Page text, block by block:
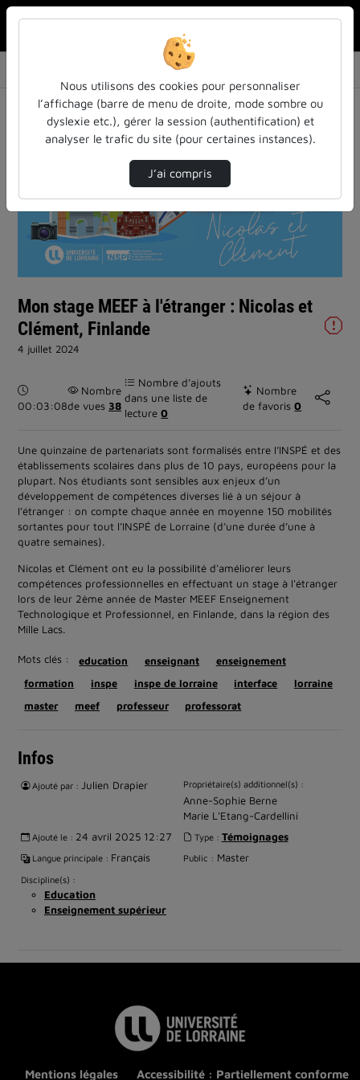
Mon stage MEEF à l'étranger : Nicolas et Clé…
Lire
vidéo
Mon stage MEEF à l'étranger : Nicolas et
Clément, Finlande
4 juillet 2024
Durée :
00:03:08
Nombre
de vues 38
Nombre d’ajouts
dans une liste de
lecture0
Nombre
de favoris0
Une quinzaine de partenariats sont formalisés entre l’INSPÉ et des
établissements scolaires dans plus de 10 pays, européens pour la
plupart. Nos étudiants sont sensibles aux enjeux d’un
développement de compétences diverses lié à un séjour à
l’étranger : on compte chaque année en moyenne 150 mobilités
sortantes pour tout l’INSPÉ de Lorraine (d’une durée d’une à
quatre semaines).
Nicolas et Clément ont eu la possibilité d'améliorer leurs
compétences professionnelles en effectuant un stage à l'étranger
lors de leur 2ème année de Master MEEF Enseignement
Technologique et Professionnel, en Finlande, dans la région des
Mille Lacs.
Mots clés : education enseignant
enseignement
formation
inspe inspe de lorraine interface
lorraine
master
meef professeur professorat
Infos
Ajouté par : Julien Drapier Propriétaire(s) additionnel(s) :
Anne-Sophie Berne
Marie L'Etang-Cardellini
Ajouté le : 24 avril 2025 12:27 Type : Témoignages
Langue principale : Français Public : Master
Discipline(s) :
Education
Enseignement supérieur
Mentions légales Accessibilité : Partiellement conforme
Nous utilisons des cookies pour personnaliser
l’affichage (barre de menu de droite, mode sombre ou
dyslexie etc.), gérer la session (authentification) et
analyser le trafic du site (pour certaines instances).
J’ai compris